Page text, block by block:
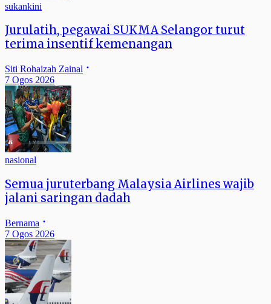
sukankini
Jurulatih, pegawai SUKMA Selangor turut
terima insentif kemenangan
Siti Rohaizah Zainal
7 Ogos 2026
nasional
Semua juruterbang Malaysia Airlines wajib
jalani saringan dadah
Bernama
7 Ogos 2026